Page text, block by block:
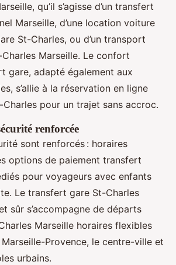
qu’il s’agisse d’un transfert
Marseille, d’une location voiture
St-Charles, ou d’un transport
Marseille. Le confort
gare, adapté également aux
s’allie à la réservation en ligne
pour un trajet sans accroc.
renforcée
sont renforcés : horaires
options de paiement transfert
pour voyageurs avec enfants
Le transfert gare St-Charles
sûr s’accompagne de départs
Marseille horaires flexibles
Provence, le centre-ville et
urbains.